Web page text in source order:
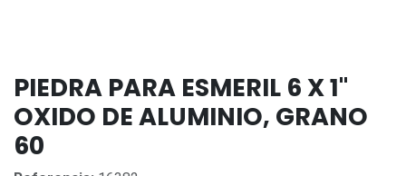
PIEDRA PARA ESMERIL 6 X 1"
OXIDO DE ALUMINIO, GRANO
60